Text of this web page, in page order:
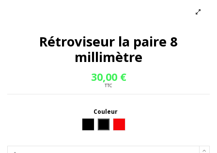
Rétroviseur la paire 8
millimètre
30,00 €
TTC
Couleur